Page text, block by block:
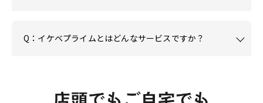
Q：イケベプライムとはどんなサービスですか？